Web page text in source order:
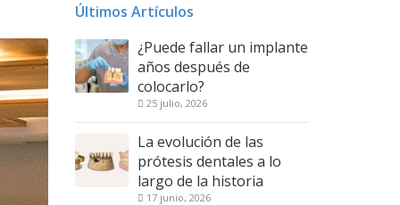
Últimos Artículos
¿Puede fallar un implante
años después de
colocarlo?
25 julio, 2026
La evolución de las
prótesis dentales a lo
largo de la historia
17 junio, 2026